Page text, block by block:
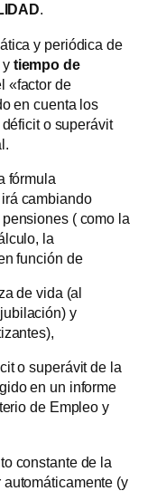
.
y periódica de
y tiempo de
«factor de
en cuenta los
o superávit
fórmula
cambiando
( como la
la
función de
de vida (al
y
o superávit de la
en un informe
de Empleo y
constante de la
(y